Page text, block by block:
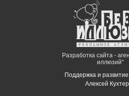
Разработка сайта -
иллюзий"
Поддержка и
Алексей